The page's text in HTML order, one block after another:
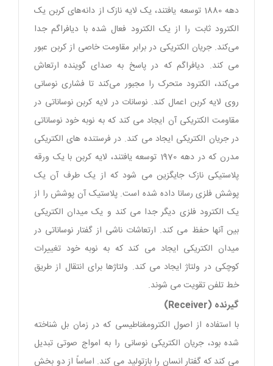
دهه 1880 توسعه یافتند، یک لایه نازک از دانه‌های کربن یک
الکترود ثابت را از یک الکترود فعال شده با دیافراگم جدا
می‌کند. جریان الکتریکی در برابر مقاومت خاصی از کربن عبور
می کند. دیافراگم که در پاسخ به صدای گوینده ارتعاش
می‌کند، الکترود متحرک را مجبور می‌کند تا فشاری نوسانی
روی لایه کربن اعمال کند. نوسانات در لایه کربن نوساناتی در
مقاومت الکتریکی آن ایجاد می کند که به نوبه خود نوساناتی
در جریان الکتریکی ایجاد می کند. در فرستنده های الکتریکی
مدرن که در دهه 1970 توسعه یافتند، لایه کربن با یک ورقه
پلاستیکی نازک جایگزین می شود که از یک طرف آن یک
پوشش فلزی رسانا داده شده است. پلاستیک آن پوشش را از
یک الکترود فلزی دیگر جدا می کند و یک میدان الکتریکی
بین آنها حفظ می کند. ارتعاشات ناشی از گفتار نوساناتی در
میدان الکتریکی ایجاد می کند که به نوبه خود تغییرات
کوچکی در ولتاژ ایجاد می کند. ولتاژها برای انتقال از طریق
خط تلفن تقویت می شوند.
گیرنده (Receiver)
با استفاده از اصول الکترومغناطیسی که در زمان بل شناخته
شده بود، جریان الکتریکی نوسانی را به امواج صوتی تبدیل
می کند که گفتار انسان را بازتولید می کند. اساساً از دو بخش